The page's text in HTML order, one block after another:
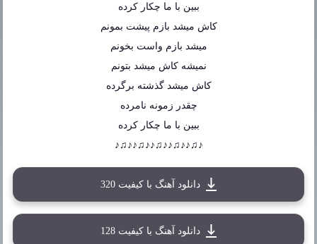
ببین با ما چکار کرده
کاش میشد بازم پیشت بمونم
میشد بازم واست بخونم
نمیشه کاش میشد بتونم
کاش میشد گذشته برگرده
چقدر زمونه نامرده
ببین با ما چکار کرده
♪♫♪♪♫♪♪♫♪♪♫♪♪♫♪
دانلود آهنگ با کیفیت 320
دانلود آهنگ با کیفیت 128